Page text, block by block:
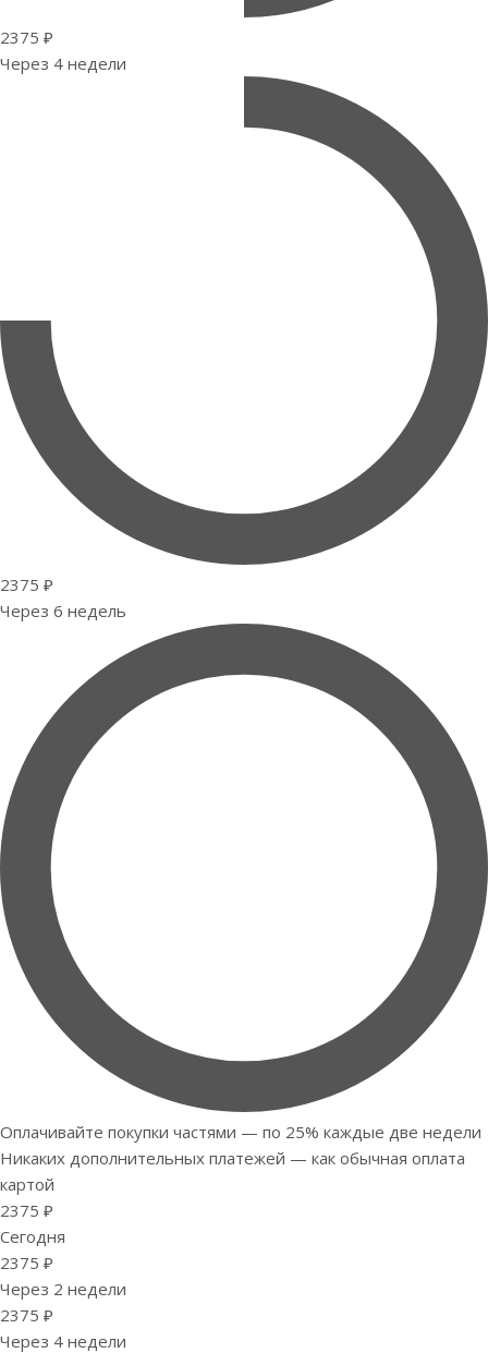
2375 ₽
Через 4 недели
2375 ₽
Через 6 недель
Оплачивайте покупки частями — по 25% каждые две недели
Никаких дополнительных платежей — как обычная оплата
картой
2375 ₽
Сегодня
2375 ₽
Через 2 недели
2375 ₽
Через 4 недели